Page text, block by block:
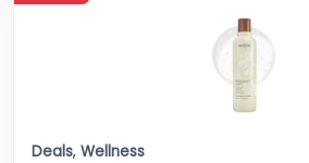
Deals, Wellness